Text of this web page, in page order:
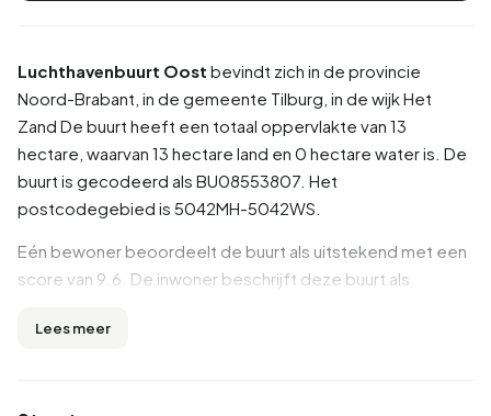
Luchthavenbuurt Oost bevindt zich in de provincie
Noord-Brabant , in de gemeente Tilburg , in de wijkHet
Zand De buurt heeft een totaal oppervlakte van 13
hectare, waarvan 13 hectare land en 0 hectare water is. De
buurt is gecodeerd als BU08553807. Het
postcodegebied is 5042MH-5042WS.
Eén bewoner beoordeelt de buurt als uitstekend met een
score van 9.6. De inwoner beschrijft deze buurt als
zijn er nog geen duidelijke trends zichtbaar in deze buurt.
Lees meer